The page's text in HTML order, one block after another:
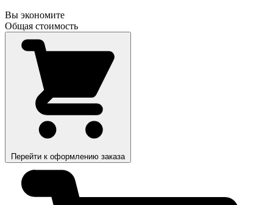
Вы экономите
Общая стоимость
Перейти к оформлению заказа